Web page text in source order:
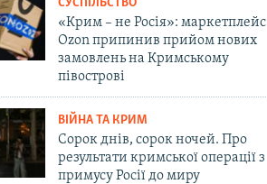
СУСПІЛЬСТВО
«Крим – не Росія»: маркетплейс
Ozon припинив прийом нових
замовлень на Кримському
півострові
ВІЙНА ТА КРИМ
Сорок днів, сорок ночей. Про
результати кримської операції з
примусу Росії до миру